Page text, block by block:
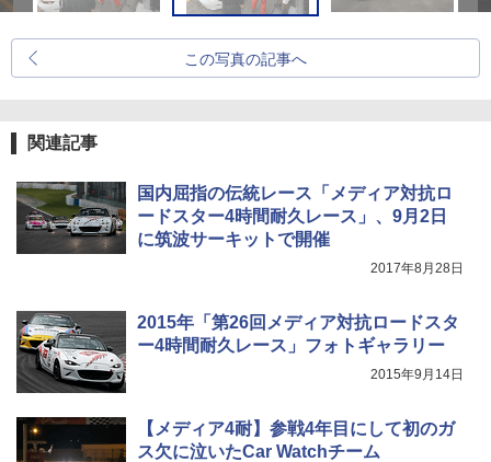
この写真の記事へ
関連記事
国内屈指の伝統レース「メディア対抗ロ
ードスター4時間耐久レース」、9月2日
に筑波サーキットで開催
2017年8月28日
2015年「第26回メディア対抗ロードスタ
ー4時間耐久レース」フォトギャラリー
2015年9月14日
【メディア4耐】参戦4年目にして初のガ
ス欠に泣いたCar Watchチーム